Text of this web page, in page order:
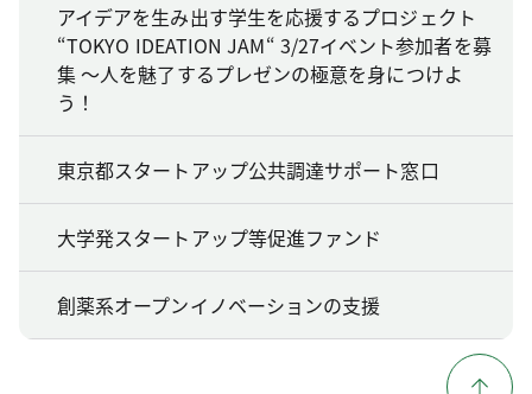
アイデアを生み出す学生を応援するプロジェクト
“TOKYO IDEATION JAM“ 3/27イベント参加者を募
集 ～人を魅了するプレゼンの極意を身につけよ
う！
東京都スタートアップ公共調達サポート窓口
大学発スタートアップ等促進ファンド
創薬系オープンイノベーションの支援